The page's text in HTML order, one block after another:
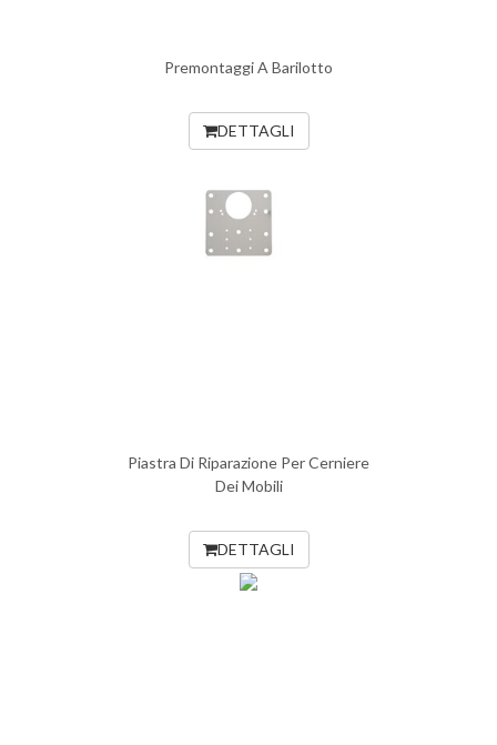
Premontaggi A Barilotto
DETTAGLI
Piastra Di Riparazione Per Cerniere
Dei Mobili
DETTAGLI